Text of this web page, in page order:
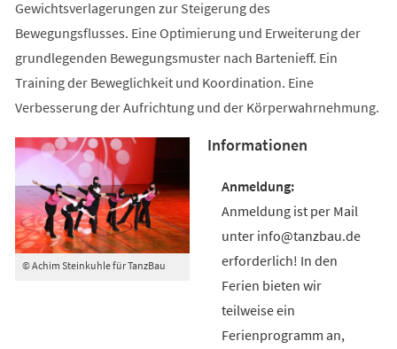
Gewichtsverlagerungen zur Steigerung des
Bewegungsflusses. Eine Optimierung und Erweiterung der
grundlegenden Bewegungsmuster nach Bartenieff. Ein
Training der Beweglichkeit und Koordination. Eine
Verbesserung der Aufrichtung und der Körperwahrnehmung.
© Achim Steinkuhle für TanzBau
Informationen
Anmeldung ist per Mail
unter info@tanzbau.de
erforderlich! In den
Ferien bieten wir
teilweise ein
Ferienprogramm an,